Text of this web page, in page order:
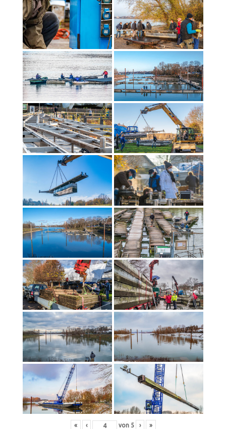
« ‹ von 5 › »